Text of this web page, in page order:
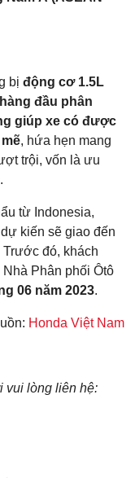
bị động cơ 1.5L
đầu phân
giúp xe có được
, hứa hẹn mang
trội, vốn là ưu
từ Indonesia,
kiến sẽ giao đến
Trước đó, khách
Phân phối Ôtô
06 năm 2023.
Honda Việt Nam
vui lòng liên hệ:
của 10 Ký tự còn lại